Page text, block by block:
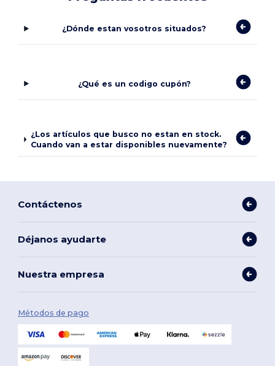
¿Dónde estan vosotros situados?
¿Qué es un codigo cupón?
¿Los artículos que busco no estan en stock.
Cuando van a estar disponibles nuevamente?
Contáctenos
Déjanos ayudarte
Nuestra empresa
Métodos de pago